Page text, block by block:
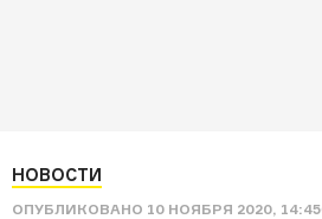
НОВОСТИ
ОПУБЛИКОВАНО 10 НОЯБРЯ 2020, 14:45